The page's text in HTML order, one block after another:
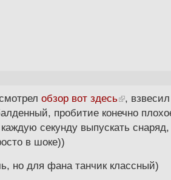
обзор вот здесь
,
пробитие конечно
секунду выпускать
в шоке))
но для фана танчик классный)